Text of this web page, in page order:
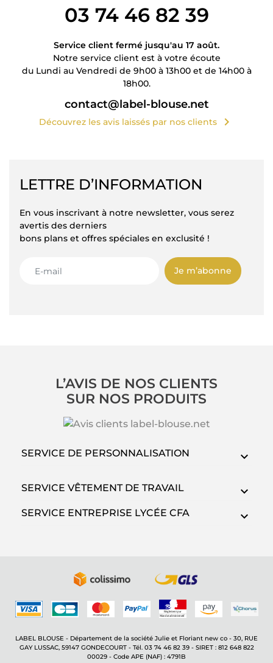
03 74 46 82 39
Service client fermé jusqu'au 17 août.
Notre service client est à votre écoute
du Lundi au Vendredi de 9h00 à 13h00 et de 14h00 à
18h00.
contact@label-blouse.net
Découvrez les avis laissés par nos clients chevron_right
LETTRE D’INFORMATION
En vous inscrivant à notre newsletter, vous serez
avertis des derniers
bons plans et offres spéciales en exclusité !
Je m’abonne
L’AVIS DE NOS CLIENTS
SUR NOS PRODUITS
SERVICE DE PERSONNALISATION
SERVICE VÊTEMENT DE TRAVAIL
SERVICE ENTREPRISE LYCÉE CFA
LABEL BLOUSE - Département de la société Julie et Floriant new co - 30, RUE
GAY LUSSAC, 59147 GONDECOURT - Tél. 03 74 46 82 39 - SIRET : 812 648 822
00029 - Code APE (NAF) : 4791B